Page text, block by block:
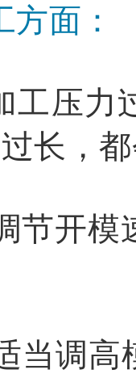
方面：
工压
长，
节开
当调